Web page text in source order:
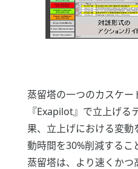
蒸留塔の一つのカスケー
『Exapilot』で立上げる
果、立上げにおける変
動時間を30%削減するこ
蒸留塔は、より速くか